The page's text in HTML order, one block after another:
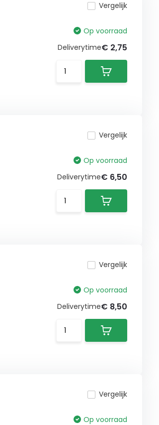
Vergelijk
Op voorraad
Deliverytime€ 2,75
Vergelijk
Op voorraad
Deliverytime€ 6,50
Vergelijk
Op voorraad
Deliverytime€ 8,50
Vergelijk
Op voorraad